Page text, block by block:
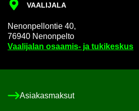
VAA­LI­JA­LA
Ne­non­pel­lon­tie 40,
76940 Ne­non­pel­to
Vaa­li­ja­lan osaamis-​ ja tu­ki­kes­kus
Asia­kas­mak­sut